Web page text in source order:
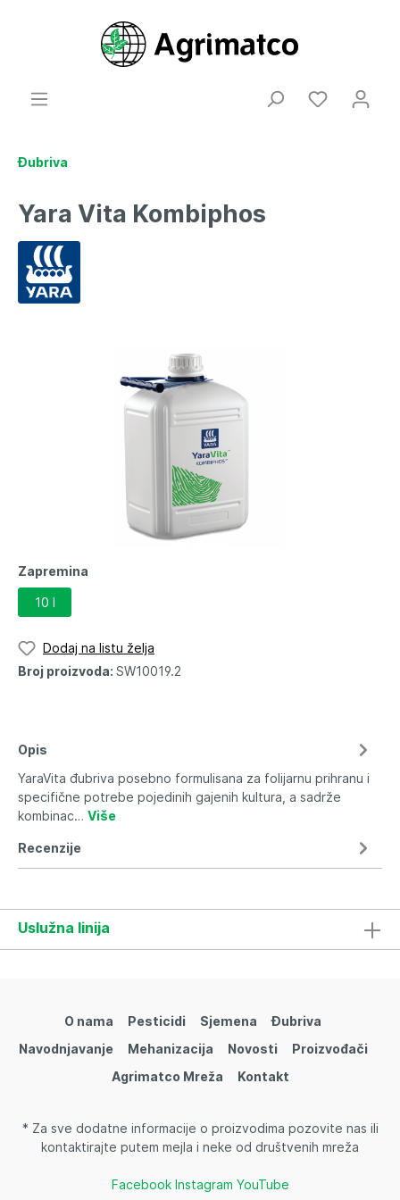
Đubriva
Yara Vita Kombiphos
Zapremina
10 l
Dodaj na listu želja
Broj proizvoda: SW10019.2
Opis
YaraVita đubriva posebno formulisana za folijarnu prihranu i
specifične potrebe pojedinih gajenih kultura, a sadrže
kombinac… Više
Recenzije
Uslužna linija
O nama Pesticidi Sjemena
Đubriva
Navodnjavanje
Mehanizacija Novosti
Proizvođači
Agrimatco Mreža
Kontakt
* Za sve dodatne informacije o proizvodima pozovite nas ili
kontaktirajte putem mejla i neke od društvenih mreža
Facebook Instagram YouTube